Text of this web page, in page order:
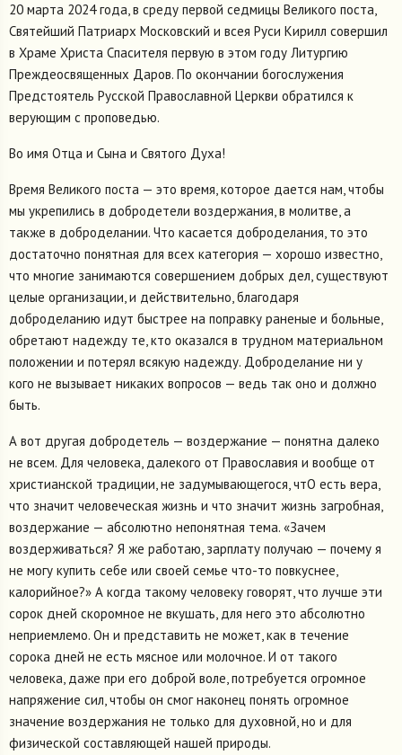
20 марта 2024 года, в среду первой седмицы Великого поста,
Святейший Патриарх Московский и всея Руси Кирилл совершил
в Храме Христа Спасителя первую в этом году Литургию
Преждеосвященных Даров. По окончании богослужения
Предстоятель Русской Православной Церкви обратился к
верующим с проповедью.
Во имя Отца и Сына и Святого Духа!
Время Великого поста — это время, которое дается нам, чтобы
мы укрепились в добродетели воздержания, в молитве, а
также в доброделании. Что касается доброделания, то это
достаточно понятная для всех категория — хорошо известно,
что многие занимаются совершением добрых дел, существуют
целые организации, и действительно, благодаря
доброделанию идут быстрее на поправку раненые и больные,
обретают надежду те, кто оказался в трудном материальном
положении и потерял всякую надежду. Доброделание ни у
кого не вызывает никаких вопросов — ведь так оно и должно
быть.
А вот другая добродетель — воздержание — понятна далеко
не всем. Для человека, далекого от Православия и вообще от
христианской традиции, не задумывающегося, чтО есть вера,
что значит человеческая жизнь и что значит жизнь загробная,
воздержание — абсолютно непонятная тема. «Зачем
воздерживаться? Я же работаю, зарплату получаю — почему я
не могу купить себе или своей семье что-то повкуснее,
калорийное?» А когда такому человеку говорят, что лучше эти
сорок дней скоромное не вкушать, для него это абсолютно
неприемлемо. Он и представить не может, как в течение
сорока дней не есть мясное или молочное. И от такого
человека, даже при его доброй воле, потребуется огромное
напряжение сил, чтобы он смог наконец понять огромное
значение воздержания не только для духовной, но и для
физической составляющей нашей природы.